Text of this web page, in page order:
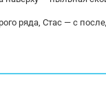
ряда, Стас — с